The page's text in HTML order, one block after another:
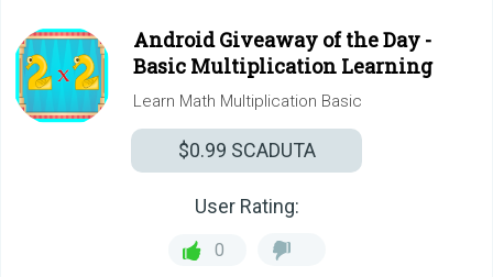
Android Giveaway of the Day -
Basic Multiplication Learning
Learn Math Multiplication Basic
$0.99 SCADUTA
User Rating:
0